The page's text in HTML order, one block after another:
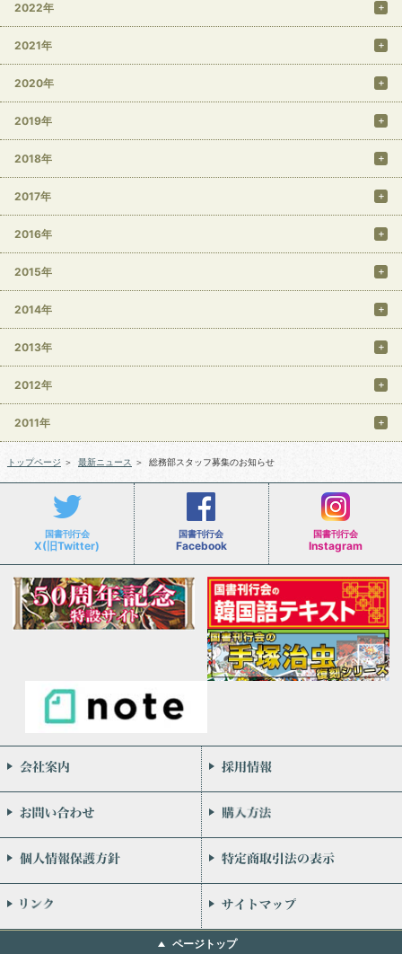
2022年
2021年
2020年
2019年
2018年
2017年
2016年
2015年
2014年
2013年
2012年
2011年
トップページ ＞ 最新ニュース ＞ 総務部スタッフ募集のお知らせ
国書刊行会
X(旧Twitter)
国書刊行会
Facebook
国書刊行会
Instagram
会社案内
お問い合わせ
個人情報保護方針
リンク
ページトップ